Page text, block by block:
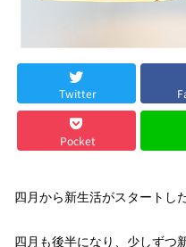
Twitter
Pocket
四月から新生活がスタートし
四月も後半になり、少しずつ